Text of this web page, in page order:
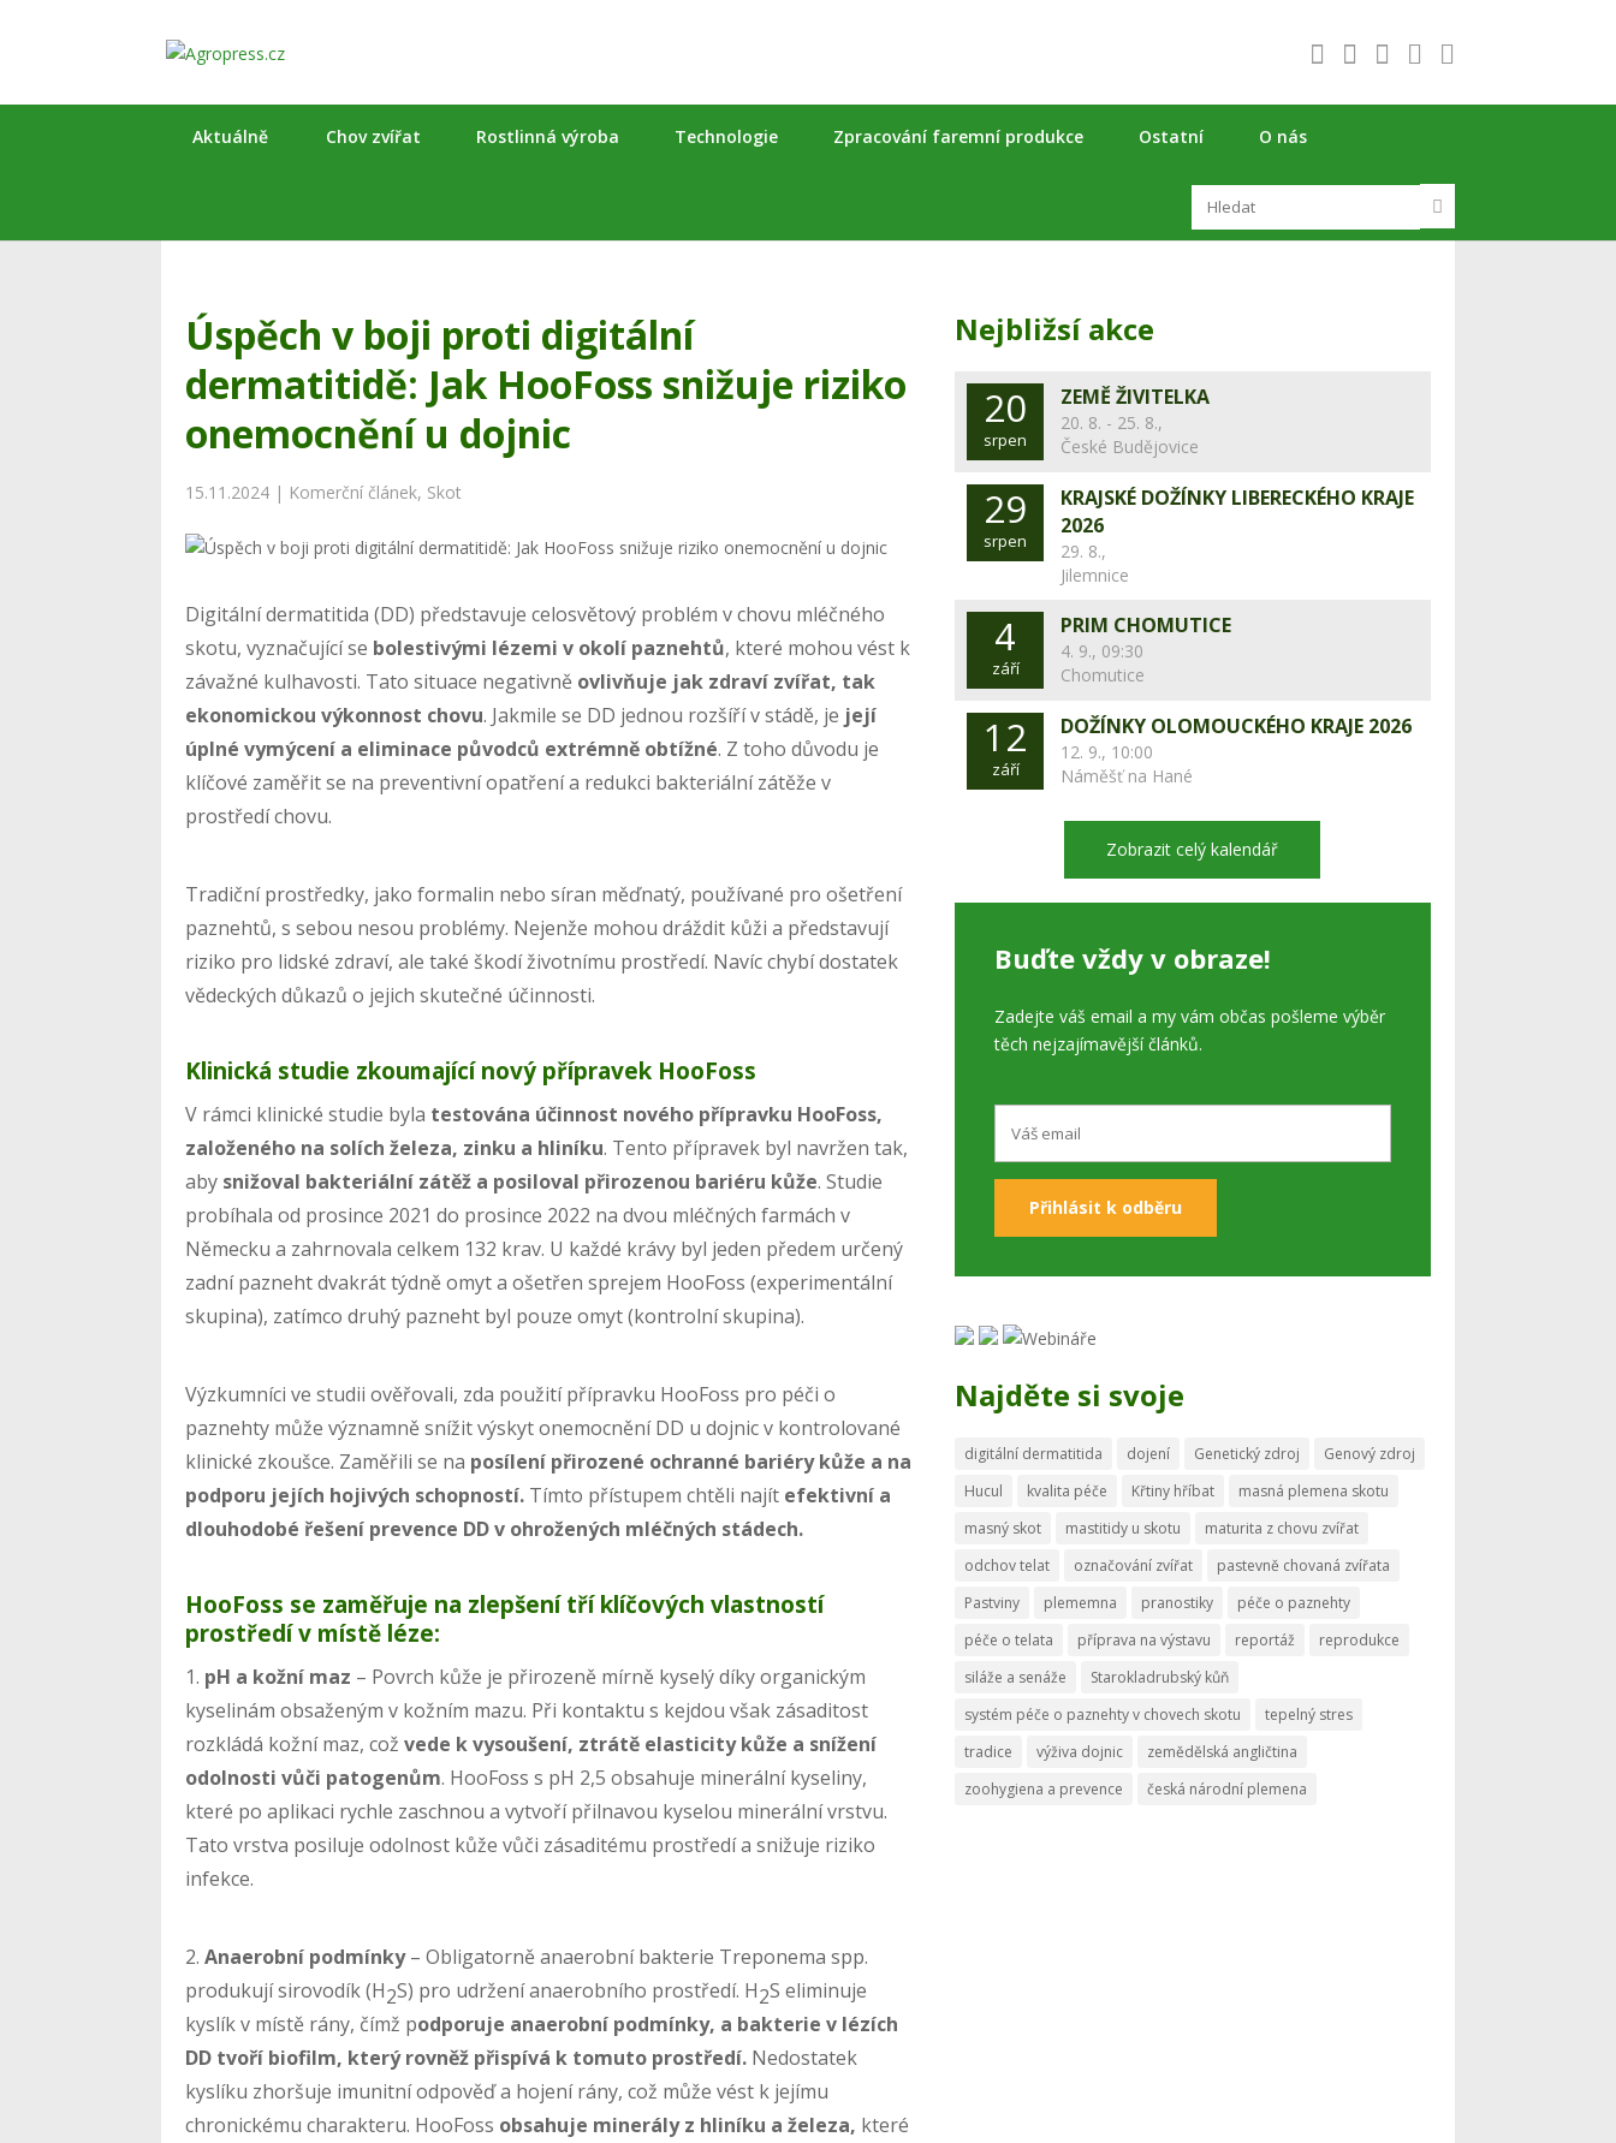
Aktuálně Chov zvířat Rostlinná výroba Technologie Zpracování faremní produkce Ostatní O nás
Úspěch v boji proti digitální
dermatitidě: Jak HooFoss snižuje riziko
onemocnění u dojnic
15.11.2024 | Komerční článek, Skot
Digitální dermatitida (DD) představuje celosvětový problém v chovu mléčného
skotu, vyznačující se bolestivými lézemi v okolí paznehtů, které mohou vést k
závažné kulhavosti. Tato situace negativně ovlivňuje jak zdraví zvířat, tak
ekonomickou výkonnost chovu. Jakmile se DD jednou rozšíří v stádě, je její
úplné vymýcení a eliminace původců extrémně obtížné. Z toho důvodu je
klíčové zaměřit se na preventivní opatření a redukci bakteriální zátěže v
prostředí chovu.
Tradiční prostředky, jako formalin nebo síran měďnatý, používané pro ošetření
paznehtů, s sebou nesou problémy. Nejenže mohou dráždit kůži a představují
riziko pro lidské zdraví, ale také škodí životnímu prostředí. Navíc chybí dostatek
vědeckých důkazů o jejich skutečné účinnosti.
Klinická studie zkoumající nový přípravek HooFoss
V rámci klinické studie byla testována účinnost nového přípravku HooFoss,
založeného na solích železa, zinku a hliníku. Tento přípravek byl navržen tak,
aby snižoval bakteriální zátěž a posiloval přirozenou bariéru kůže. Studie
probíhala od prosince 2021 do prosince 2022 na dvou mléčných farmách v
Německu a zahrnovala celkem 132 krav. U každé krávy byl jeden předem určený
zadní pazneht dvakrát týdně omyt a ošetřen sprejem HooFoss (experimentální
skupina), zatímco druhý pazneht byl pouze omyt (kontrolní skupina).
Výzkumníci ve studii ověřovali, zda použití přípravku HooFoss pro péči o
paznehty může významně snížit výskyt onemocnění DD u dojnic v kontrolované
klinické zkoušce. Zaměřili se na posílení přirozené ochranné bariéry kůže a na
podporu jejích hojivých schopností. Tímto přístupem chtěli najít efektivní a
dlouhodobé řešení prevence DD v ohrožených mléčných stádech.
HooFoss se zaměřuje na zlepšení tří klíčových vlastností
prostředí v místě léze:
1. pH a kožní maz – Povrch kůže je přirozeně mírně kyselý díky organickým
kyselinám obsaženým v kožním mazu. Při kontaktu s kejdou však zásaditost
rozkládá kožní maz, cožvede k vysoušení, ztrátě elasticity kůže a snížení
odolnosti vůči patogenům. HooFoss s pH 2,5 obsahuje minerální kyseliny,
které po aplikaci rychle zaschnou a vytvoří přilnavou kyselou minerální vrstvu.
Tato vrstva posiluje odolnost kůže vůči zásaditému prostředí a snižuje riziko
infekce.
2. Anaerobní podmínky– Obligatorně anaerobní bakterie Treponema spp.
produkují sirovodík (H2S) pro udržení anaerobního prostředí. H2S eliminuje
kyslík v místě rány, čímž podporuje anaerobní podmínky, a bakterie v lézích
DD tvoří biofilm, který rovněž přispívá k tomuto prostředí. Nedostatek
kyslíku zhoršuje imunitní odpověď a hojení rány, což může vést k jejímu
chronickému charakteru. HooFoss obsahuje minerály z hliníku a železa, které
Nejbližsí akce
20
srpen
ZEMĚ ŽIVITELKA
20. 8. - 25. 8.,
České Budějovice
29
srpen
KRAJSKÉ DOŽÍNKY LIBERECKÉHO KRAJE
2026
29. 8.,
Jilemnice
4
září
PRIM CHOMUTICE
4. 9., 09:30
Chomutice
12
září
DOŽÍNKY OLOMOUCKÉHO KRAJE 2026
12. 9., 10:00
Náměšť na Hané
Zobrazit celý kalendář
Buďte vždy v obraze!
Zadejte váš email a my vám občas pošleme výběr
těch nejzajímavější článků.
Najděte si svoje
digitální dermatitida dojení Genetický zdroj
Genový zdroj
Hucul
kvalita péče Křtiny hříbat
masná plemena skotu
masný skot
mastitidy u skotu
maturita z chovu zvířat
odchov telat
označování zvířat
pastevně chovaná zvířata
Pastviny
plememna pranostiky
péče o paznehty
péče o telata
příprava na výstavu reportáž
reprodukce
siláže a senáže
Starokladrubský kůň
systém péče o paznehty v chovech skotu
tepelný stres
tradice
výživa dojnic
zemědělská angličtina
zoohygiena a prevence
česká národní plemena